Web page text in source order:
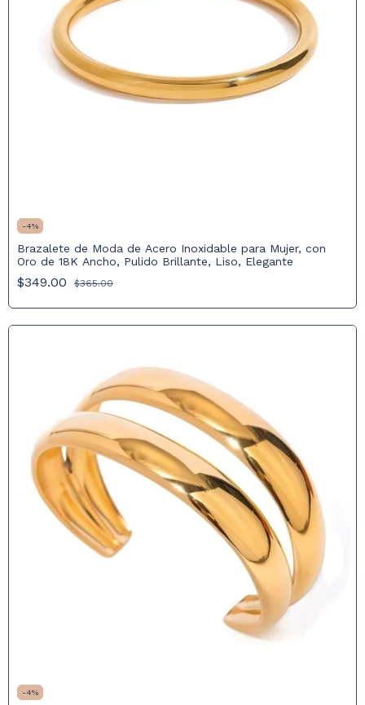
-4%
Brazalete de Moda de Acero Inoxidable para Mujer, con
Oro de 18K Ancho, Pulido Brillante, Liso, Elegante
$349.00 $365.00
-4%